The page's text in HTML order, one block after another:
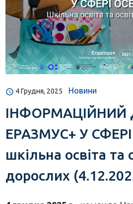
4 Грудня, 2025 Новини
ІНФОРМАЦІЙНИЙ
ЕРАЗМУС+ У
шкільна освіта та
дорослих